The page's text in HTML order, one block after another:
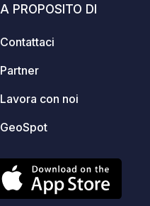
A PROPOSITO DI
Contattaci
Partner
Lavora con noi
GeoSpot